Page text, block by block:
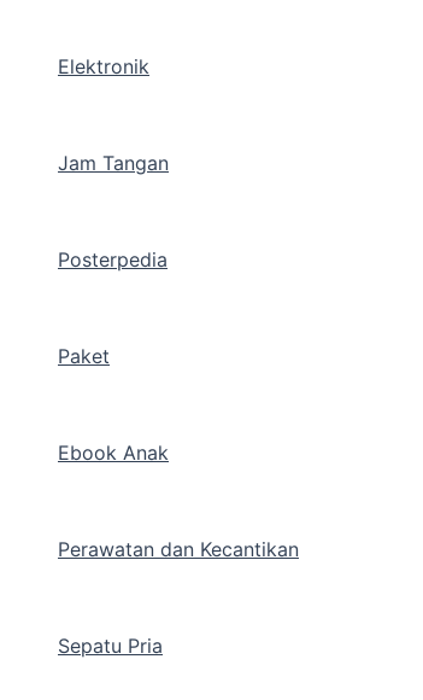
Elektronik
Jam Tangan
Posterpedia
Paket
Ebook Anak
Perawatan dan Kecantikan
Sepatu Pria